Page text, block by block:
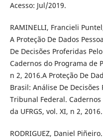
Acesso: Jul/2019.
RAMINELLI, Francieli
A Proteção De Dados
De Decisões Proferidas
Cadernos do Programa de
n 2, 2016.A Proteção De
Brasil: Análise De
Tribunal Federal.
da UFRGS, vol. XI, n 2, 2016.
RODRIGUEZ, Daniel